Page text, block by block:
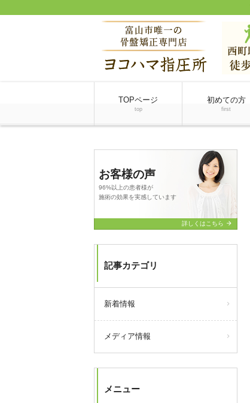
TOPページ
top
初めての方
first
お客様の声
96%以上の患者様が
施術の効果を実感しています
詳しくはこちら arrow_forward
記事カテゴリ
新着情報
メディア情報
メニュー